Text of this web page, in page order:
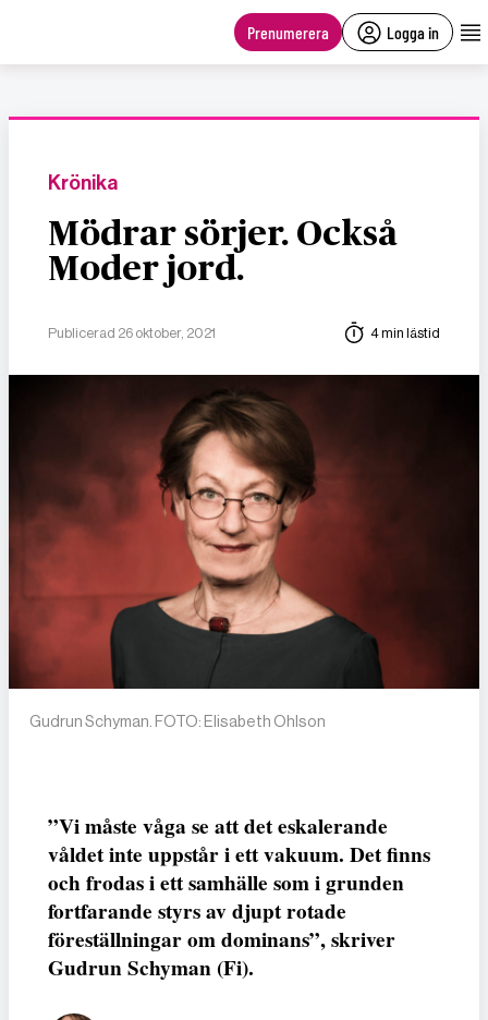
Prenumerera Logga in
Krönika
Mödrar sörjer. Också
Moder jord.
Publicerad 26 oktober, 2021 4 min lästid
Gudrun Schyman. FOTO: Elisabeth Ohlson
”Vi måste våga se att det eskalerande
våldet inte uppstår i ett vakuum. Det finns
och frodas i ett samhälle som i grunden
fortfarande styrs av djupt rotade
föreställningar om dominans”, skriver
Gudrun Schyman (Fi).